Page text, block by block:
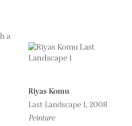
Riyas Komu
Last Landscape 1, 2008
Peinture